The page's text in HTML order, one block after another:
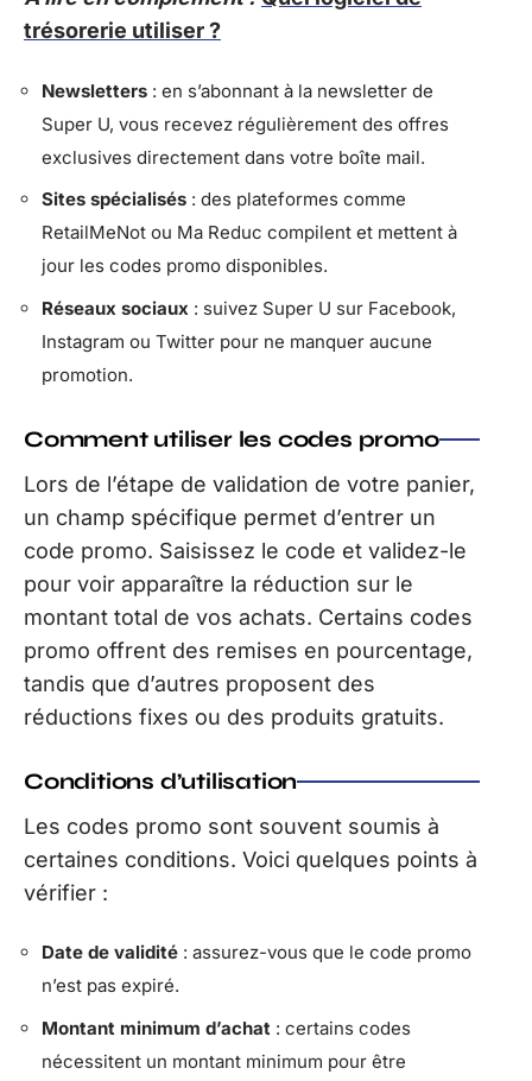
trésorerie utiliser ?
Newsletters : en s’abonnant à la newsletter de
Super U, vous recevez régulièrement des offres
exclusives directement dans votre boîte mail.
Sites spécialisés : des plateformes comme
RetailMeNot ou Ma Reduc compilent et mettent à
jour les codes promo disponibles.
Réseaux sociaux : suivez Super U sur Facebook,
Instagram ou Twitter pour ne manquer aucune
promotion.
Comment utiliser les codes promo
Lors de l’étape de validation de votre panier,
un champ spécifique permet d’entrer un
code promo. Saisissez le code et validez-le
pour voir apparaître la réduction sur le
montant total de vos achats. Certains codes
promo offrent des remises en pourcentage,
tandis que d’autres proposent des
réductions fixes ou des produits gratuits.
Conditions d’utilisation
Les codes promo sont souvent soumis à
certaines conditions. Voici quelques points à
vérifier :
Date de validité : assurez-vous que le code promo
n’est pas expiré.
Montant minimum d’achat : certains codes
nécessitent un montant minimum pour être